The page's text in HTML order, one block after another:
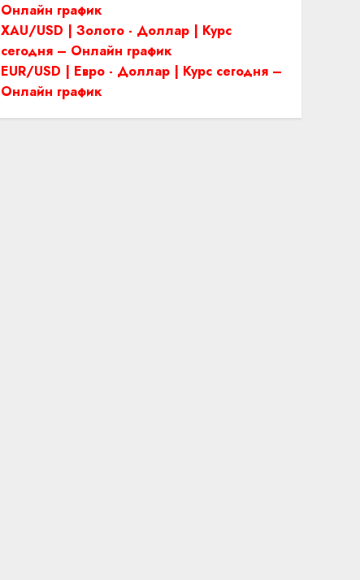
Онлайн график
XAU/USD | Золото - Доллар | Курс
сегодня – Онлайн график
EUR/USD | Евро - Доллар | Курс сегодня –
Онлайн график